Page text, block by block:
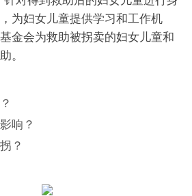
为妇女儿童提供学习和工作机
金会为救助被拐卖的妇女儿童和
。
响？
？